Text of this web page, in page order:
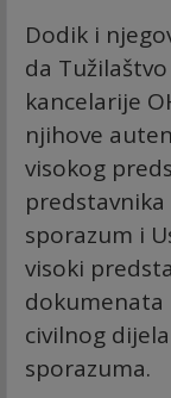
Dodik i
da
kancelarije
njihove
visokog
sporazum i
visoki
dokumenata
civilnog
sporazuma.